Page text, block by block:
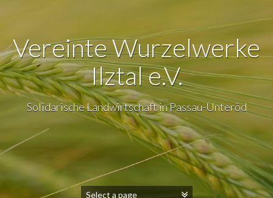
Vereinte Wurzelwerke
Ilztal e.V.
Solidarische Landwirtschaft in Passau-Unteröd